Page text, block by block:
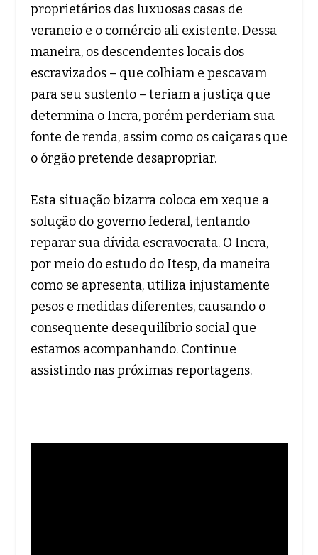
proprietários das luxuosas casas de
veraneio e o comércio ali existente. Dessa
maneira, os descendentes locais dos
escravizados – que colhiam e pescavam
para seu sustento – teriam a justiça que
determina o Incra, porém perderiam sua
fonte de renda, assim como os caiçaras que
o órgão pretende desapropriar.
Esta situação bizarra coloca em xeque a
solução do governo federal, tentando
reparar sua dívida escravocrata. O Incra,
por meio do estudo do Itesp, da maneira
como se apresenta, utiliza injustamente
pesos e medidas diferentes, causando o
consequente desequilíbrio social que
estamos acompanhando. Continue
assistindo nas próximas reportagens.